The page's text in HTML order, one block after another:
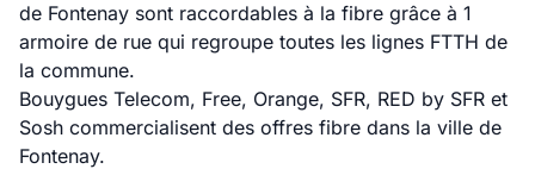
de Fontenay sont raccordables à la fibre grâce à 1
armoire de rue qui regroupe toutes les lignes FTTH de
la commune.
Bouygues Telecom, Free, Orange, SFR, RED by SFR et
Sosh commercialisent des offres fibre dans la ville de
Fontenay.